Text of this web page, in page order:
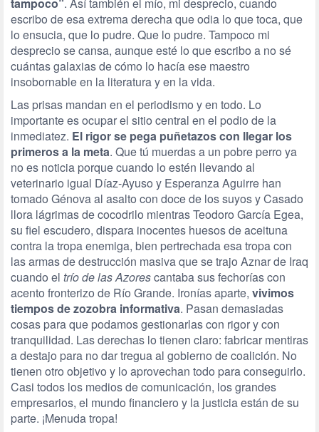
escribo de esa extrema derecha que odia lo que toca, que
lo ensucia, que lo pudre. Que lo pudre. Tampoco mi
desprecio se cansa, aunque esté lo que escribo a no sé
cuántas galaxias de cómo lo hacía ese maestro
insobornable en la literatura y en la vida.
Las prisas mandan en el periodismo y en todo. Lo
importante es ocupar el sitio central en el podio de la
inmediatez. El rigor se pega puñetazos con llegar los
primeros a la meta. Que tú muerdas a un pobre perro ya
no es noticia porque cuando lo estén llevando al
veterinario igual Díaz-Ayuso y Esperanza Aguirre han
tomado Génova al asalto con doce de los suyos y Casado
llora lágrimas de cocodrilo mientras Teodoro García Egea,
su fiel escudero, dispara inocentes huesos de aceituna
contra la tropa enemiga, bien pertrechada esa tropa con
las armas de destrucción masiva que se trajo Aznar de Iraq
cuando el trío de las Azorescantaba sus fechorías con
acento fronterizo de Río Grande. Ironías aparte, vivimos
tiempos de zozobra informativa. Pasan demasiadas
cosas para que podamos gestionarlas con rigor y con
tranquilidad. Las derechas lo tienen claro: fabricar mentiras
a destajo para no dar tregua al gobierno de coalición. No
tienen otro objetivo y lo aprovechan todo para conseguirlo.
Casi todos los medios de comunicación, los grandes
empresarios, el mundo financiero y la justicia están de su
parte. ¡Menuda tropa!